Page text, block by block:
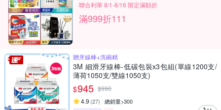
聯合利華 8/1-8/16 限定滿額折
滿999折111
贈牙線棒+洗碗精
3M 細滑牙線棒-低碳包裝x3包組(單線1200支/
薄荷1050支/雙線1050支)
$945 $990
4.9 (27) 總銷量>300